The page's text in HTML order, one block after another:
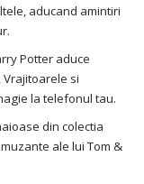
aducand amintiri
Potter aduce
Vrajitoarele si
la telefonul tau.
din colectia
ale lui Tom &